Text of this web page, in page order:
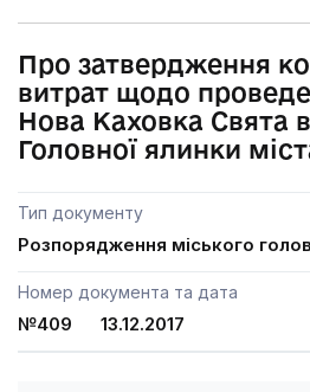
Про затвердження
витрат щодо
Нова Каховка Свята
Головної ялинки
Тип документу
Розпорядження міського
Номер документа та дата
№409 13.12.2017